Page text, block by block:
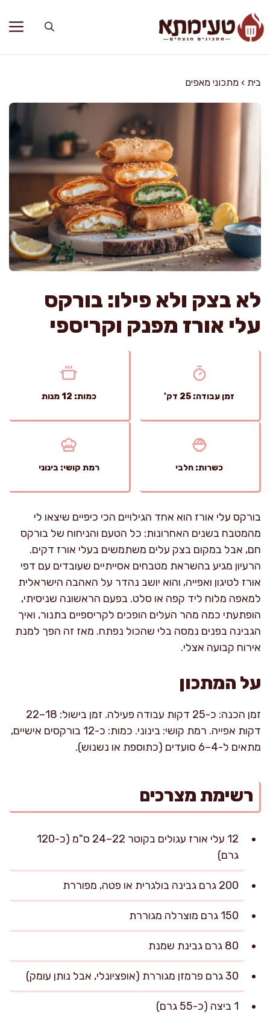
לתוכן
בית › מתכוני מאפים
לא בצק ולא פילו: בורקס
עלי אורז מפנק וקריספי
זמן עבודה: 25 דק' כמות: 12 מנות
כשרות: חלבי רמת קושי: בינוני
בורקס עלי אורז הוא אחד הגילויים הכי כיפיים שיצאו לי
מהמטבח בשנים האחרונות: כל הטעם והניחוח של בורקס
חם, אבל במקום בצק עלים משתמשים בעלי אורז דקים.
הרעיון מגיע בהשראת מטבחים אסייתיים שעובדים עם דפי
אורז לטיגון ואפייה, והוא יושב נהדר על האהבה הישראלית
למאפה מלוח ליד קפה או סלט. בפעם הראשונה שניסיתי,
הופתעתי כמה מהר העלים הופכים לקריספיים בתנור, ואיך
הגבינה בפנים נמסה בלי שהכול נפתח. מאז זה הפך למנת
אירוח קבועה אצלי.
על המתכון
זמן הכנה: כ-25 דקות עבודה פעילה. זמן בישול: 18–22
דקות אפייה. רמת קושי: בינוני. כמות: כ-12 בורקסים אישיים,
מתאים ל-4–6 סועדים (כתוספת או נשנוש).
רשימת מצרכים
12 עלי אורז עגולים בקוטר 22–24 ס"מ (כ-120
גרם)
200 גרם גבינה בולגרית או פטה, מפוררת
150 גרם מוצרלה מגוררת
80 גרם גבינת שמנת
30 גרם פרמזן מגוררת (אופציונלי, אבל נותן עומק)
1 ביצה (כ-55 גרם)